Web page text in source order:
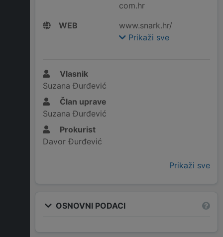
com.hr
WEB
www.snark.hr/
Prikaži sve
Vlasnik
Suzana Đurđević
Član uprave
Suzana Đurđević
Prokurist
Davor Đurđević
Prikaži sve
OSNOVNI PODACI